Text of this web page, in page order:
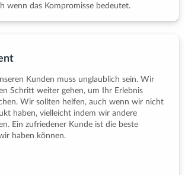
wenn das Kompromisse bedeutet.
Kunden muss unglaublich sein. Wir
Schritt weiter gehen, um Ihr Erlebnis
Wir sollten helfen, auch wenn wir nicht
haben, vielleicht indem wir andere
Ein zufriedener Kunde ist die beste
haben können.